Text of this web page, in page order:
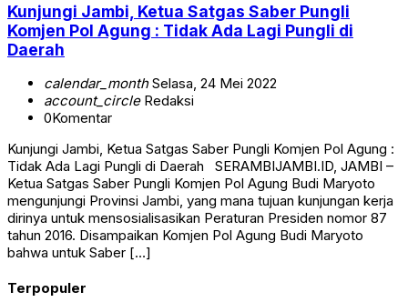
Kunjungi Jambi, Ketua Satgas Saber Pungli
Komjen Pol Agung : Tidak Ada Lagi Pungli di
Daerah
calendar_monthSelasa, 24 Mei 2022
account_circleRedaksi
0Komentar
Kunjungi Jambi, Ketua Satgas Saber Pungli Komjen Pol Agung :
Tidak Ada Lagi Pungli di Daerah SERAMBIJAMBI.ID, JAMBI –
Ketua Satgas Saber Pungli Komjen Pol Agung Budi Maryoto
mengunjungi Provinsi Jambi, yang mana tujuan kunjungan kerja
dirinya untuk mensosialisasikan Peraturan Presiden nomor 87
tahun 2016. Disampaikan Komjen Pol Agung Budi Maryoto
bahwa untuk Saber […]
Terpopuler